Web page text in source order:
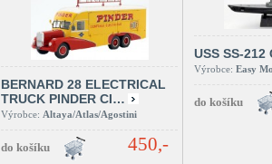
BERNARD 28 ELECTRICAL
TRUCK PINDER CI…
Výrobce: Altaya/Atlas/Agostini
450,-
USS SS-212
Výrobce: Easy